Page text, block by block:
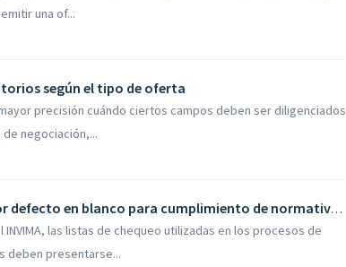
una of...
según el tipo de oferta
precisión cuándo ciertos campos deben ser diligenciados
negociación,...
Listas de chequeo: nuevo valor por defecto en blanco para cumplimiento de normativas INVIMA
las listas de chequeo utilizadas en los procesos de
deben presentarse...